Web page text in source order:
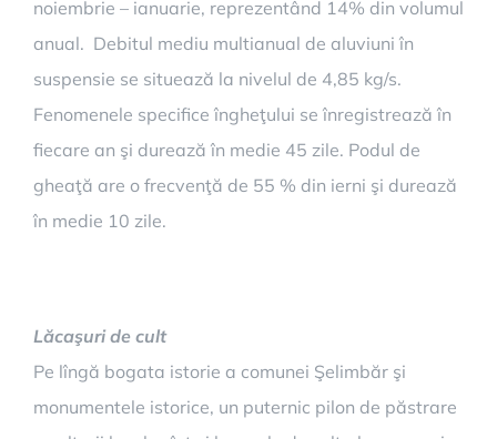
noiembrie – ianuarie, reprezentând 14% din volumul
anual. Debitul mediu multianual de aluviuni în
suspensie se situează la nivelul de 4,85 kg/s.
Fenomenele specifice îngheţului se înregistrează în
fiecare an şi durează în medie 45 zile. Podul de
gheaţă are o frecvenţă de 55 % din ierni şi durează
în medie 10 zile.
Lăcaşuri de cult
Pe lîngă bogata istorie a comunei Şelimbăr şi
monumentele istorice, un puternic pilon de păstrare